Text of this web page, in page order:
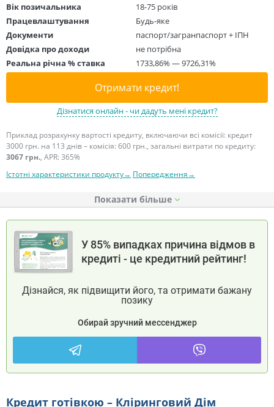
Вік позичальника
18-75 років
Працевлаштування
Будь-яке
Документи
паспорт/загранпаспорт + ІПН
Довідка про доходи
не потрібна
Реальна річна % ставка
1733,86% — 9726,31%
Отримати кредит!
Дізнатися онлайн - чи дадуть мені кредит?
Приклад розрахунку вартості кредиту, включаючи всі комісії: кредит
3000 грн. на 113 днів – комісія: 600 грн., загальні витрати по кредиту:
3067 грн., APR: 365%
Істотні характеристики продукту→ Попередження→
Показати
У 85% випадках причина відмов в
кредиті - це кредитний рейтинг!
Дізнайся, як підвищити його, та отримати бажану
позику
Обирай зручний мессенджер
Кредит готівкою – Кліринговий Дім